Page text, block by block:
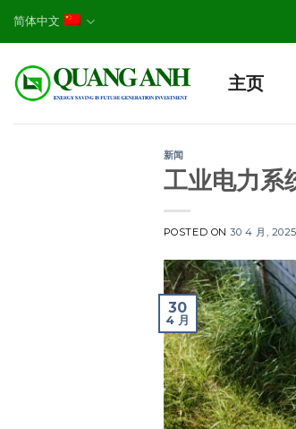
简体中文
主页
新闻
工业电力系
POSTED ON30 4 月, 2025
30
4 月